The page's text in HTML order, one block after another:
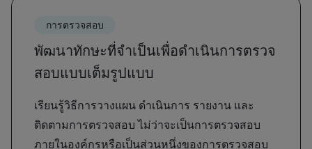
การตรวจสอบ
พัฒนาทักษะที่จำเป็นเพื่อดำเนินการตรวจ
สอบแบบเต็มรูปแบบ
เรียนรู้วิธีการวางแผน ดำเนินการ รายงาน และ
ติดตามการตรวจสอบ ไม่ว่าจะเป็นการตรวจสอบ
ภายในองค์กรหรือเป็นส่วนหนึ่งของการตรวจสอบ